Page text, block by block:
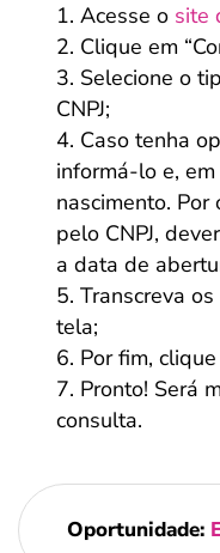
Acesse o site
Clique em
Selecione o
CNPJ;
Caso tenha
informá-lo e,
nascimento.
pelo CNPJ,
a data de
Transcreva
tela;
Por fim,
Pronto! Será
consulta.
Oportunidade: